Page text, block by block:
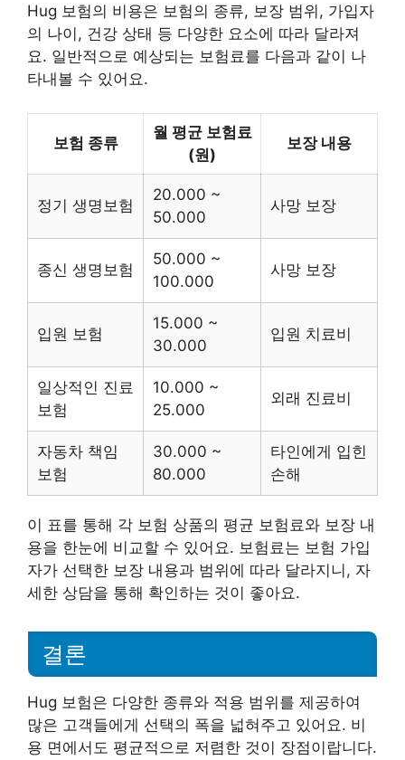
Hug 보험의 비용은 보험의 종류, 보장 범위, 가입자
의 나이, 건강 상태 등 다양한 요소에 따라 달라져
요. 일반적으로 예상되는 보험료를 다음과 같이 나
타내볼 수 있어요.
보험 종류
월 평균 보험료
(원)
보장 내용
정기 생명보험
20.000 ~
50.000
사망 보장
종신 생명보험
50.000 ~
100.000
사망 보장
입원 보험
15.000 ~
30.000
입원 치료비
일상적인 진료
보험
10.000 ~
25.000
외래 진료비
자동차 책임
보험
30.000 ~
80.000
타인에게 입힌
손해
이 표를 통해 각 보험 상품의 평균 보험료와 보장 내
용을 한눈에 비교할 수 있어요. 보험료는 보험 가입
자가 선택한 보장 내용과 범위에 따라 달라지니, 자
세한 상담을 통해 확인하는 것이 좋아요.
결론
Hug 보험은 다양한 종류와 적용 범위를 제공하여
많은 고객들에게 선택의 폭을 넓혀주고 있어요. 비
용 면에서도 평균적으로 저렴한 것이 장점이랍니다.